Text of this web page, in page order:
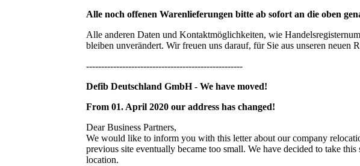
Alle noch offenen Warenlieferungen bitte ab sofort an die oben
Alle anderen Daten und Kontaktmöglichkeiten, wie
bleiben unverändert. Wir freuen uns darauf, für Sie aus unseren neuen
----------------------------------------------------
Defib Deutschland GmbH - We have moved!
From 01. April 2020 our address has changed!
Dear Business Partners,
We would like to inform you with this letter about our company
previous site eventually became too small. We have decided to take
location.